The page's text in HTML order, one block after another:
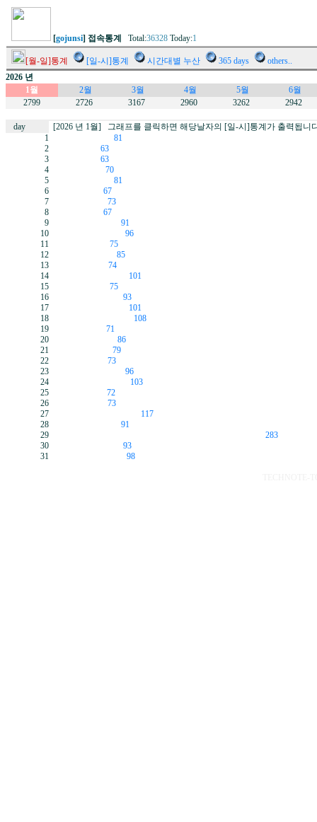
[gojunsi] 접속통계 Total:36328 Today:1
[월-일]통계 [일-시]통계 시간대별 누산 365 days
others..
2026 년
1월
2월 3월 4월 5월
6월
2799
2726 3167 2960 3262 2942
day
[2026 년 1월] 그래프를 클릭하면 해당날자의 [일-시]통계가 출력됩니
1
81
2
63
3
63
4
70
5
81
6
67
7
73
8
67
9
91
10
96
11
75
12
85
13
74
14
101
15
75
16
93
17
101
18
108
19
71
20
86
21
79
22
73
23
96
24
103
25
72
26
73
27
117
28
91
29
283
30
93
31
98